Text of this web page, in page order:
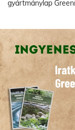
gyártmánylap